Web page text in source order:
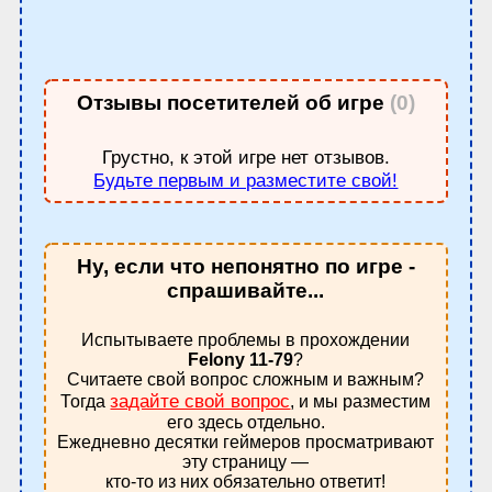
Отзывы посетителей об игре (0)
Грустно, к этой игре нет отзывов.
Будьте первым и разместите свой!
Ну, если что непонятно по игре -
спрашивайте...
Испытываете проблемы в прохождении
Felony 11-79?
Считаете свой вопрос сложным и важным?
Тогдазадайте свой вопрос, и мы разместим
его здесь отдельно.
Ежедневно десятки геймеров просматривают
эту страницу —
кто-то из них обязательно ответит!